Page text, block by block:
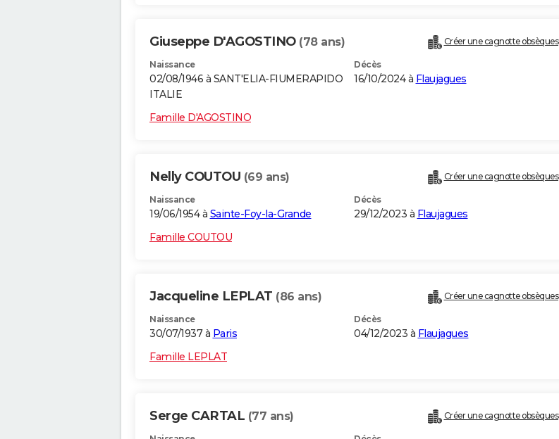
Giuseppe D'AGOSTINO (78 ans) Créer une cagnotte obsèques
Naissance
02/08/1946 à SANT'ELIA-FIUMERAPIDO
ITALIE
Décès
16/10/2024 à Flaujagues
Famille D'AGOSTINO
Nelly COUTOU (69 ans) Créer une cagnotte obsèques
Naissance
19/06/1954 à Sainte-Foy-la-Grande
Décès
29/12/2023 à Flaujagues
Famille COUTOU
Jacqueline LEPLAT (86 ans) Créer une cagnotte obsèques
Naissance
30/07/1937 à Paris
Décès
04/12/2023 à Flaujagues
Famille LEPLAT
Serge CARTAL (77 ans) Créer une cagnotte obsèques